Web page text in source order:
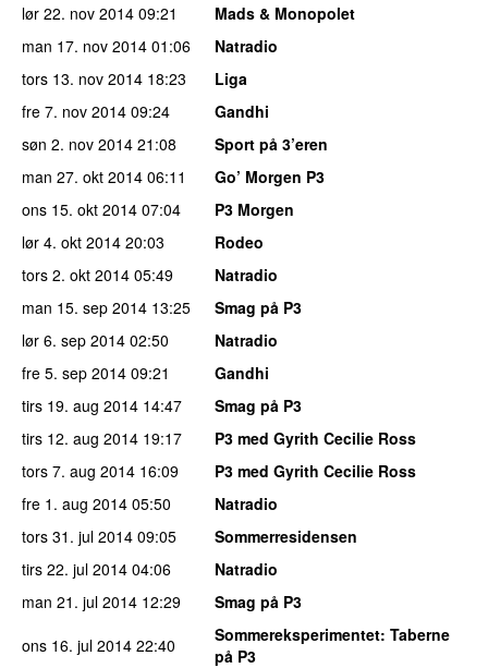
lør 22. nov 2014 09:21
Mads & Monopolet
man 17. nov 2014 01:06
Natradio
tors 13. nov 2014 18:23
Liga
fre 7. nov 2014 09:24
Gandhi
søn 2. nov 2014 21:08
Sport på 3’eren
man 27. okt 2014 06:11
Go’ Morgen P3
ons 15. okt 2014 07:04
P3 Morgen
lør 4. okt 2014 20:03
Rodeo
tors 2. okt 2014 05:49
Natradio
man 15. sep 2014 13:25
Smag på P3
lør 6. sep 2014 02:50
Natradio
fre 5. sep 2014 09:21
Gandhi
tirs 19. aug 2014 14:47
Smag på P3
tirs 12. aug 2014 19:17
P3 med Gyrith Cecilie Ross
tors 7. aug 2014 16:09
P3 med Gyrith Cecilie Ross
fre 1. aug 2014 05:50
Natradio
tors 31. jul 2014 09:05
Sommerresidensen
tirs 22. jul 2014 04:06
Natradio
man 21. jul 2014 12:29
Smag på P3
ons 16. jul 2014 22:40 Sommereksperimentet: Taberne
på P3